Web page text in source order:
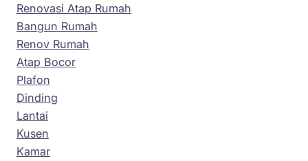
Renovasi Atap Rumah
Bangun Rumah
Renov Rumah
Atap Bocor
Plafon
Dinding
Lantai
Kusen
Kamar